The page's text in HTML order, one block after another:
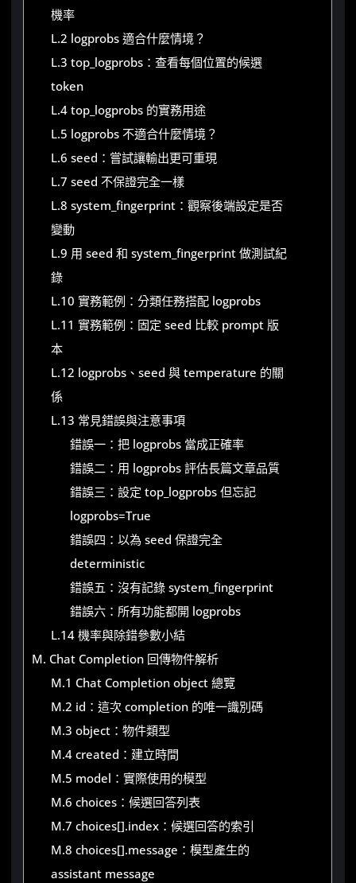
機率
L.2 logprobs 適合什麼情境？
L.3 top_logprobs：查看每個位置的候選
token
L.4 top_logprobs 的實務用途
L.5 logprobs 不適合什麼情境？
L.6 seed：嘗試讓輸出更可重現
L.7 seed 不保證完全一樣
L.8 system_fingerprint：觀察後端設定是否
變動
L.9 用 seed 和 system_fingerprint 做測試紀
錄
L.10 實務範例：分類任務搭配 logprobs
L.11 實務範例：固定 seed 比較 prompt 版
本
L.12 logprobs、seed 與 temperature 的關
係
L.13 常見錯誤與注意事項
錯誤一：把 logprobs 當成正確率
錯誤二：用 logprobs 評估長篇文章品質
錯誤三：設定 top_logprobs 但忘記
logprobs=True
錯誤四：以為 seed 保證完全
deterministic
錯誤五：沒有記錄 system_fingerprint
錯誤六：所有功能都開 logprobs
L.14 機率與除錯參數小結
M. Chat Completion 回傳物件解析
M.1 Chat Completion object 總覽
M.2 id：這次 completion 的唯一識別碼
M.3 object：物件類型
M.4 created：建立時間
M.5 model：實際使用的模型
M.6 choices：候選回答列表
M.7 choices[].index：候選回答的索引
M.8 choices[].message：模型產生的
assistant message